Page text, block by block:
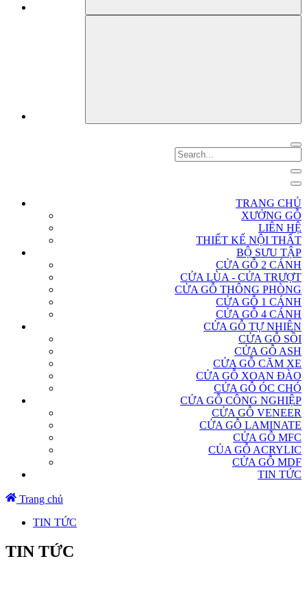
TRANG CHỦ
XƯỞNG GỖ
LIÊN HỆ
THIẾT KẾ NỘI THẤT
BỘ SƯU TẬP
CỬA GỖ 2 CÁNH
CỬA LÙA - CỬA TRƯỢT
CỬA GỖ THÔNG PHÒNG
CỬA GỖ 1 CÁNH
CỬA GỖ 4 CÁNH
CỬA GỖ TỰ NHIÊN
CỬA GỖ SỒI
CỬA GỖ ASH
CỬA GỖ CĂM XE
CỬA GỖ XOAN ĐÀO
CỬA GỖ ÓC CHÓ
CỬA GỖ CÔNG NGHIỆP
CỬA GỖ VENEER
CỬA GỖ LAMINATE
CỬA GỖ MFC
CỦA GỖ ACRYLIC
CỬA GỖ MDF
TIN TỨC
Trang chủ
TIN TỨC
TIN TỨC